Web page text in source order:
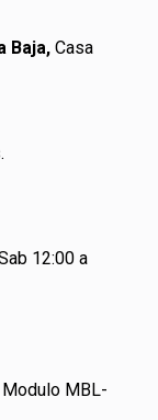
Baja, Casa
12:00 a
MBL-